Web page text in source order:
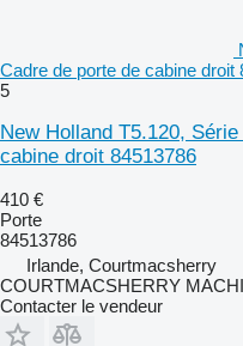
Cadre de porte de cabine droit
5
New Holland T5.120,
cabine droit 84513786
410 €
Porte
84513786
Irlande, Courtmacsherry
COURTMACSHERRY
Contacter le vendeur